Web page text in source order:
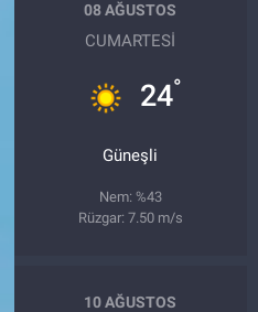
08 AĞUSTOS
CUMARTESI
24°
Güneşli
Nem: %43
Rüzgar: 7.50 m/s
10 AĞUSTOS